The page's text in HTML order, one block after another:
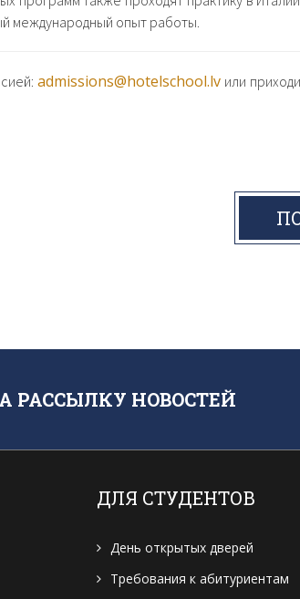
международный опыт работы.
admissions@hotelschool.lv или
РАССЫЛКУ НОВОСТЕЙ
ДЛЯ СТУДЕНТОВ
День открытых дверей
Требования к абитуриентам